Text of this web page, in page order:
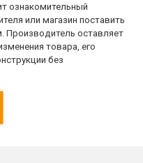
ознакомительный
или магазин поставить
Производитель оставляет
товара, его
без